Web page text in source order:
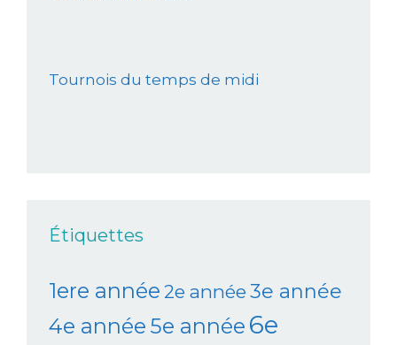
Tournois du temps de midi
Étiquettes
1ere année 2e année 3e année
4e année 5e année 6e